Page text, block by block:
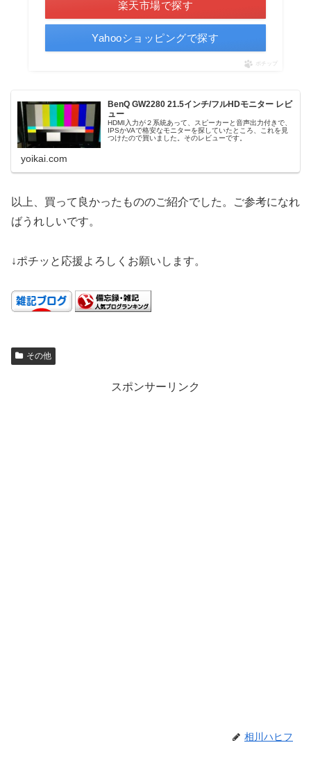
楽天市場で探す
Yahooショッピングで探す
ポチップ
BenQ GW2280 21.5インチ/フルHDモニター レビ
ュー
HDMI入力が２系統あって、スピーカーと音声出力付きで、
IPSかVAで格安なモニターを探していたところ、これを見
つけたので買いました。そのレビューです。
yoikai.com
以上、買って良かったもののご紹介でした。ご参考になれ
ばうれしいです。
↓ポチッと応援よろしくお願いします。
その他
スポンサーリンク
相川ハヒフ